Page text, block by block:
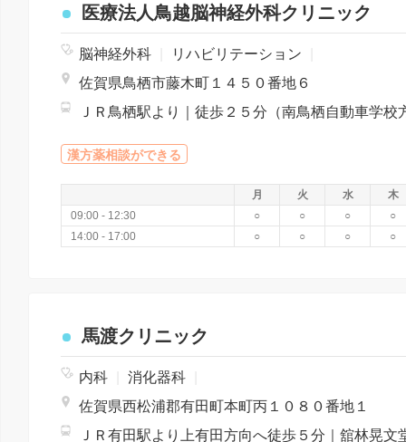
医療法人鳥越脳神経外科クリニック
脳神経外科 リハビリテーション
佐賀県鳥栖市藤木町１４５０番地６
漢方薬相談ができる
月 火 水
木
09:00 - 12:30
○ ○ ○
○
14:00 - 17:00
○ ○ ○ ○
馬渡クリニック
内科 消化器科
佐賀県西松浦郡有田町本町丙１０８０番地１
ＪＲ有田駅より上有田方向へ徒歩５分｜舘林晃文